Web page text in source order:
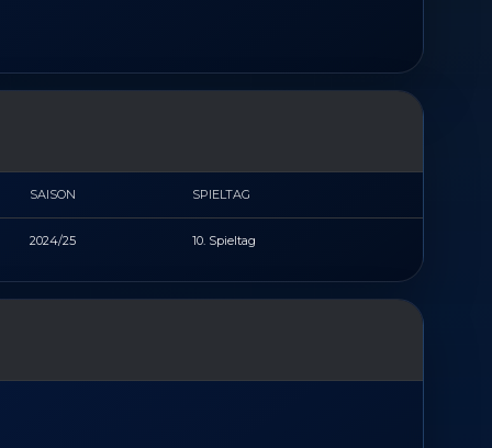
SAISON SPIELTAG
2024/25 10. Spieltag